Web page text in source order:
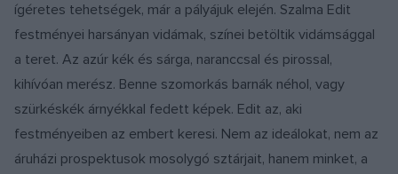
ígéretes tehetségek, már a pályájuk elején. Szalma Edit
festményei harsányan vidámak, színei betöltik vidámsággal
a teret. Az azúr kék és sárga, naranccsal és pirossal,
kihívóan merész. Benne szomorkás barnák néhol, vagy
szürkéskék árnyékkal fedett képek. Edit az, aki
festményeiben az embert keresi. Nem az ideálokat, nem az
áruházi prospektusok mosolygó sztárjait, hanem minket, a